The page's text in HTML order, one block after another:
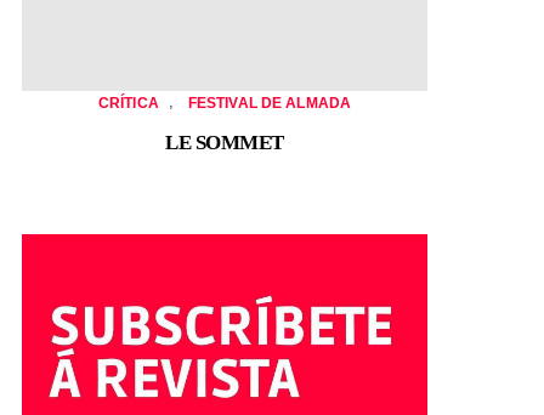
CRÍTICA FESTIVAL DE ALMADA
LE SOMMET